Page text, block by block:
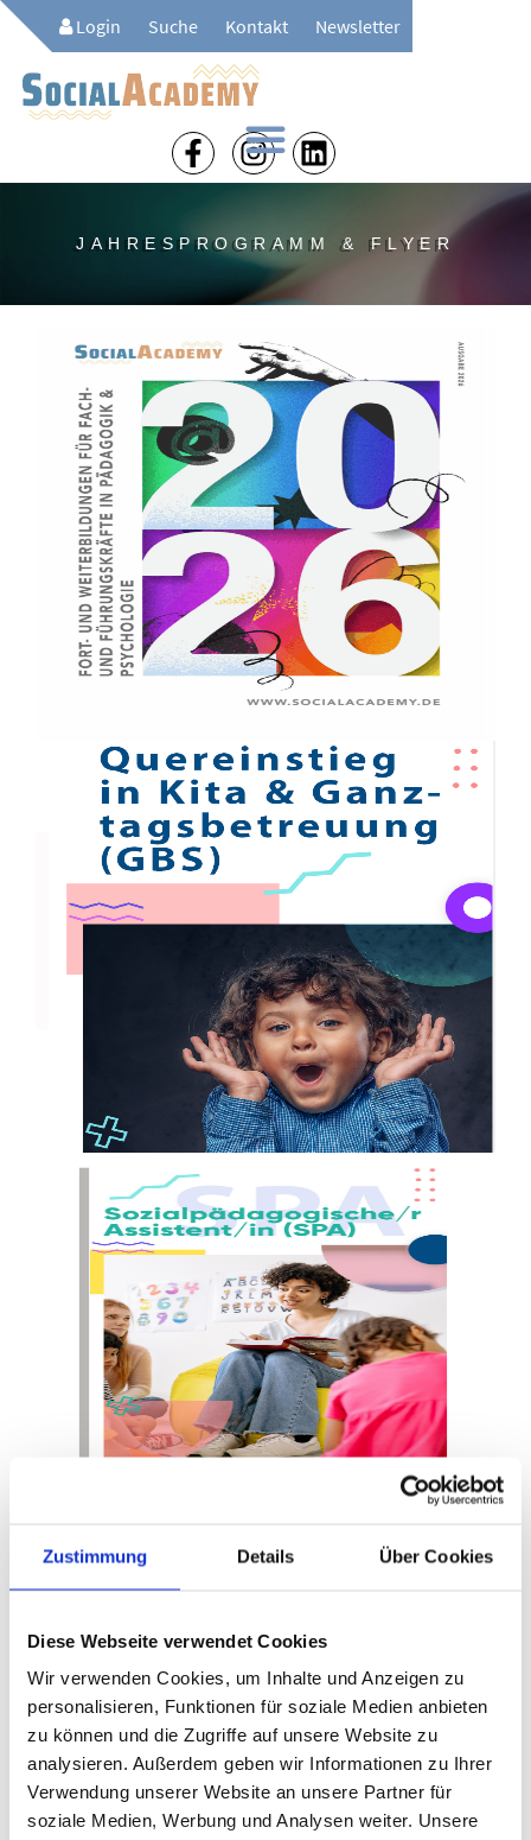
Zustimmung Details Über Cookies
Diese Webseite verwendet Cookies
Wir verwenden Cookies, um Inhalte und Anzeigen zu
personalisieren, Funktionen für soziale Medien anbieten
zu können und die Zugriffe auf unsere Website zu
analysieren. Außerdem geben wir Informationen zu Ihrer
Verwendung unserer Website an unsere Partner für
soziale Medien, Werbung und Analysen weiter. Unsere
Login Suche Kontakt Newsletter
JAHRESPROGRAMM & FLYER